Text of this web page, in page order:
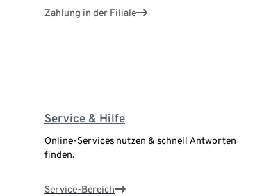
Zahlung in der Filiale
Service & Hilfe
Online-Services nutzen & schnell Antworten
finden.
Service-Bereich